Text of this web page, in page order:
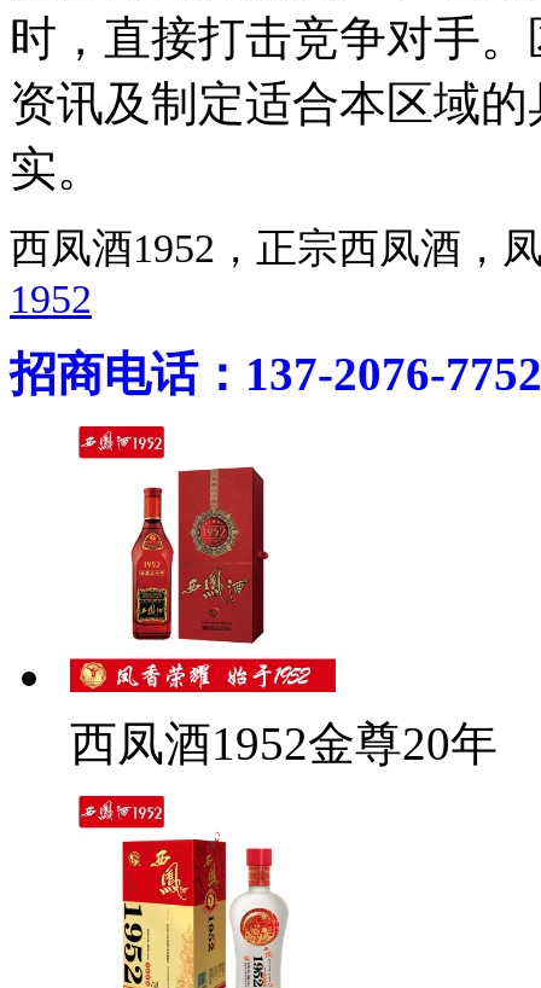
时，直接打击竞争对手
资讯及制定适合本区域
实。
西凤酒1952，正宗西凤酒
1952
招商电话：137-2076-7752
西凤酒1952金尊20年